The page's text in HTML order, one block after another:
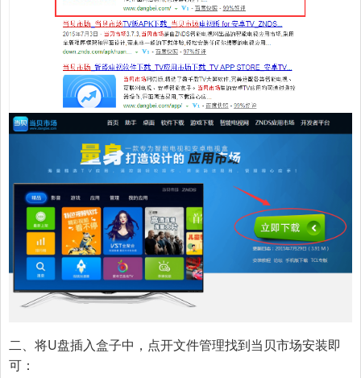
二、将U盘插入盒子中，点开文件管理找到当贝市场安装即
可：